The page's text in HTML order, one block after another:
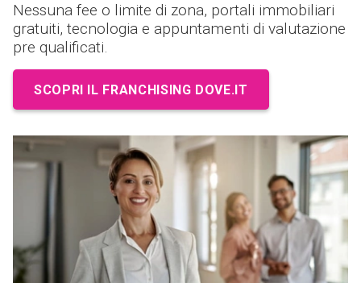
Nessuna fee o limite di zona, portali immobiliari
gratuiti, tecnologia e appuntamenti di valutazione
pre qualificati.
SCOPRI IL FRANCHISING DOVE.IT